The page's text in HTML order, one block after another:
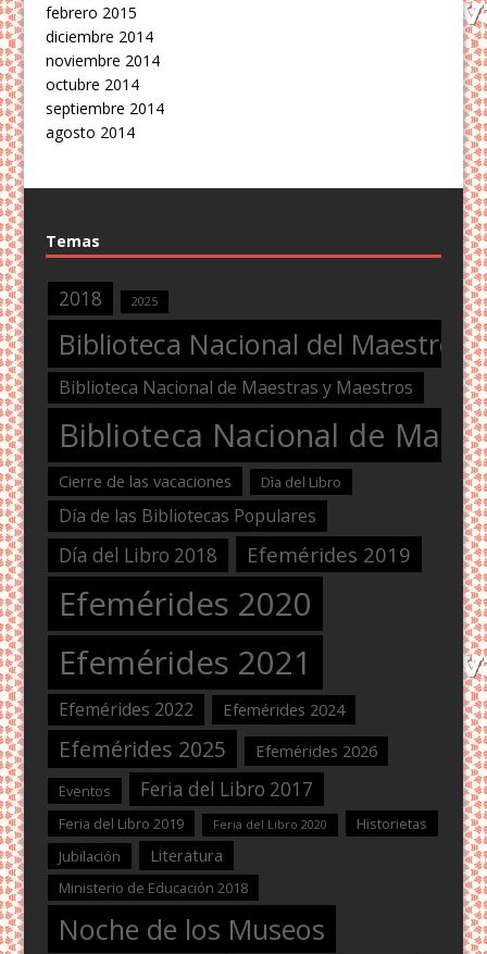
febrero 2015
diciembre 2014
noviembre 2014
octubre 2014
septiembre 2014
agosto 2014
Temas
2018 2025
Biblioteca Nacional del Maestro
Biblioteca Nacional de Maestras y Maestros
Biblioteca Nacional de
Cierre de las vacaciones Dìa del Libro
Día de las Bibliotecas Populares
Día del Libro 2018 Efemérides 2019
Efemérides 2020
Efemérides 2021
Efemérides 2022 Efemérides 2024
Efemérides 2025 Efemérides 2026
Eventos Feria del Libro 2017
Feria del Libro 2019 Feria del Libro 2020
Historietas
Jubilación
Literatura
Ministerio de Educación 2018
Noche de los Museos